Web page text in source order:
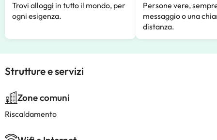
Trovi alloggi in tutto il mondo, per
ogni esigenza.
Persone vere,
messaggio o una
distanza.
Strutture e servizi
Zone comuni
Riscaldamento